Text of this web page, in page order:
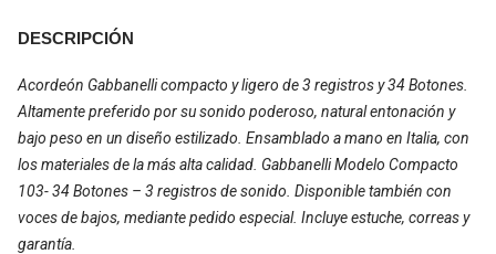
DESCRIPCIÓN
Acordeón Gabbanelli compacto y ligero de 3 registros y 34 Botones.
Altamente preferido por su sonido poderoso, natural entonación y
bajo peso en un diseño estilizado. Ensamblado a mano en Italia, con
los materiales de la más alta calidad. Gabbanelli Modelo Compacto
103- 34 Botones – 3 registros de sonido. Disponible también con
voces de bajos, mediante pedido especial. Incluye estuche, correas y
garantía.